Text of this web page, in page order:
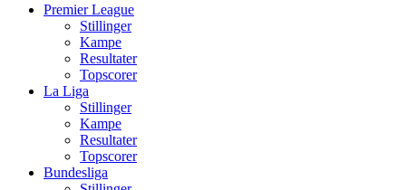
Premier League
Stillinger
Kampe
Resultater
Topscorer
La Liga
Stillinger
Kampe
Resultater
Topscorer
Bundesliga